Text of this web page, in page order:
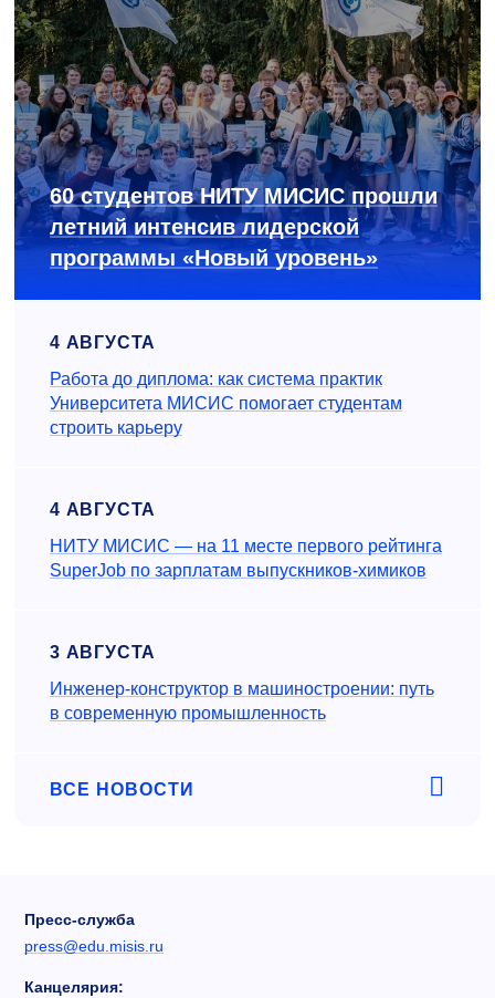
60 студентов НИТУ МИСИС прошли
летний интенсив лидерской
программы «Новый уровень»
4 АВГУСТА
Работа до диплома: как система практик
Университета МИСИС помогает студентам
строить карьеру
4 АВГУСТА
НИТУ МИСИС — на 11 месте первого рейтинга
SuperJob по зарплатам выпускников-химиков
3 АВГУСТА
Инженер‑конструктор в машиностроении: путь
в современную промышленность
ВСЕ НОВОСТИ
Пресс-служба
press@edu.misis.ru
Канцелярия: